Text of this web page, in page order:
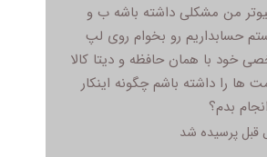
من مشکلی داشته باشه ب و
حسابداریم رو بخوام روی لپ
خود با همان حافظه و دیتا کالا
ها را داشته باشم چگونه اینکار
بدم؟